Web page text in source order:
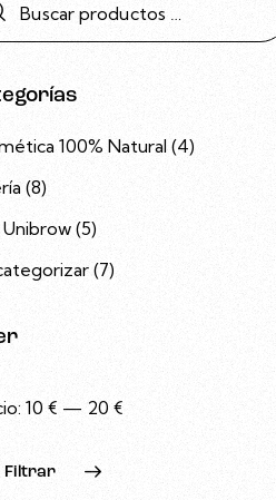
100% Natural (4)
(8)
Unibrow (5)
(7)
Filtrar
10 € — 20 €